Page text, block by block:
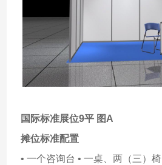
国际标准展位9平 图A
摊位标准配置
• 一个咨询台 • 一桌、两（三）椅